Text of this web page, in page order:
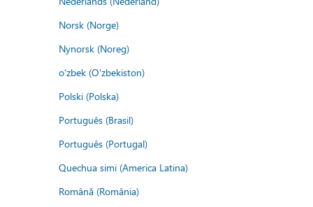
Norsk (Norge)
Nynorsk (Noreg)
o'zbek (O'zbekiston)
Polski (Polska)
Português (Brasil)
Português (Portugal)
Quechua simi (America Latina)
Română (România)